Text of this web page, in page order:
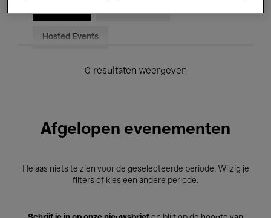
Hosted Events
0 resultaten weergeven
Afgelopen evenementen
Helaas niets te zien voor de geselecteerde periode. Wijzig je
filters of kies een andere periode.